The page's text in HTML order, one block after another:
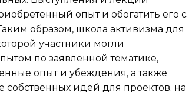
опыт и обогатить его с
образом, школа активизма для
участники могли
по заявленной тематике,
опыт и убеждения, а также
собственных идей для проектов. на